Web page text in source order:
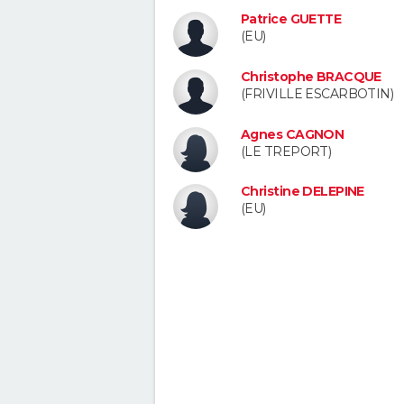
Patrice GUETTE
(EU)
Christophe BRACQUE
(FRIVILLE ESCARBOTIN)
Agnes CAGNON
(LE TREPORT)
Christine DELEPINE
(EU)